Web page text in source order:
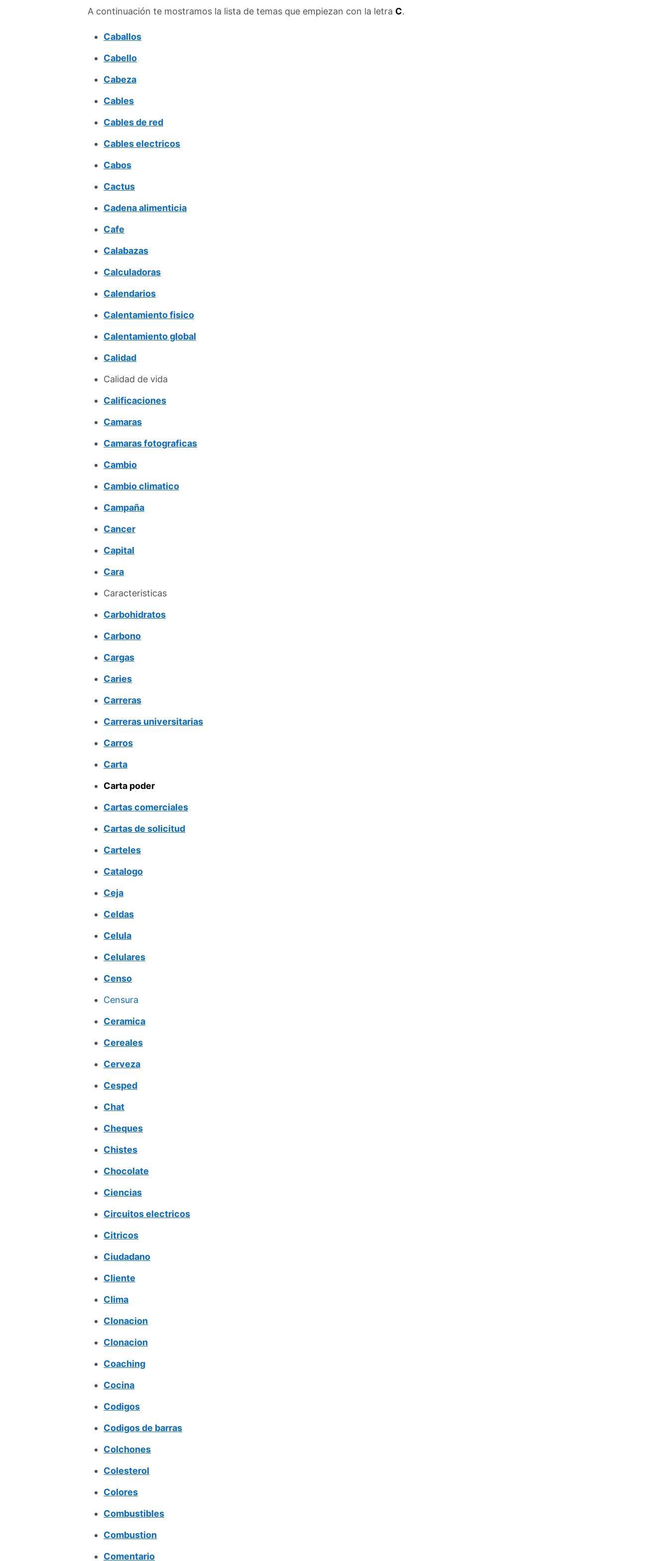
A continuación te mostramos la lista de temas que empiezan con la letra C.
Caballos
Cabello
Cabeza
Cables
Cables de red
Cables electricos
Cabos
Cactus
Cadena alimenticia
Cafe
Calabazas
Calculadoras
Calendarios
Calentamiento fisico
Calentamiento global
Calidad
Calidad de vida
Calificaciones
Camaras
Camaras fotograficas
Cambio
Cambio climatico
Campaña
Cancer
Capital
Cara
Caracteristicas
Carbohidratos
Carbono
Cargas
Caries
Carreras
Carreras universitarias
Carros
Carta
Carta poder
Cartas comerciales
Cartas de solicitud
Carteles
Catalogo
Ceja
Celdas
Celula
Celulares
Censo
Censura
Ceramica
Cereales
Cerveza
Cesped
Chat
Cheques
Chistes
Chocolate
Ciencias
Circuitos electricos
Citricos
Ciudadano
Cliente
Clima
Clonacion
Clonacion
Coaching
Cocina
Codigos
Codigos de barras
Colchones
Colesterol
Colores
Combustibles
Combustion
Comentario